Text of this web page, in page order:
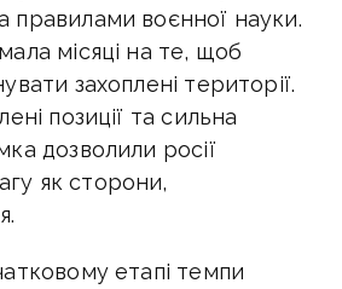
правилами воєнної науки.
місяці на те, щоб
захоплені території.
позиції та сильна
дозволили росії
як сторони,
етапі темпи